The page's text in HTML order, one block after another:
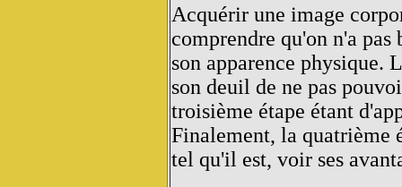
Acquérir une image
comprendre qu'on n'a
son apparence physique.
son deuil de ne pas
troisième étape étant
Finalement, la quatrième
tel qu'il est, voir ses